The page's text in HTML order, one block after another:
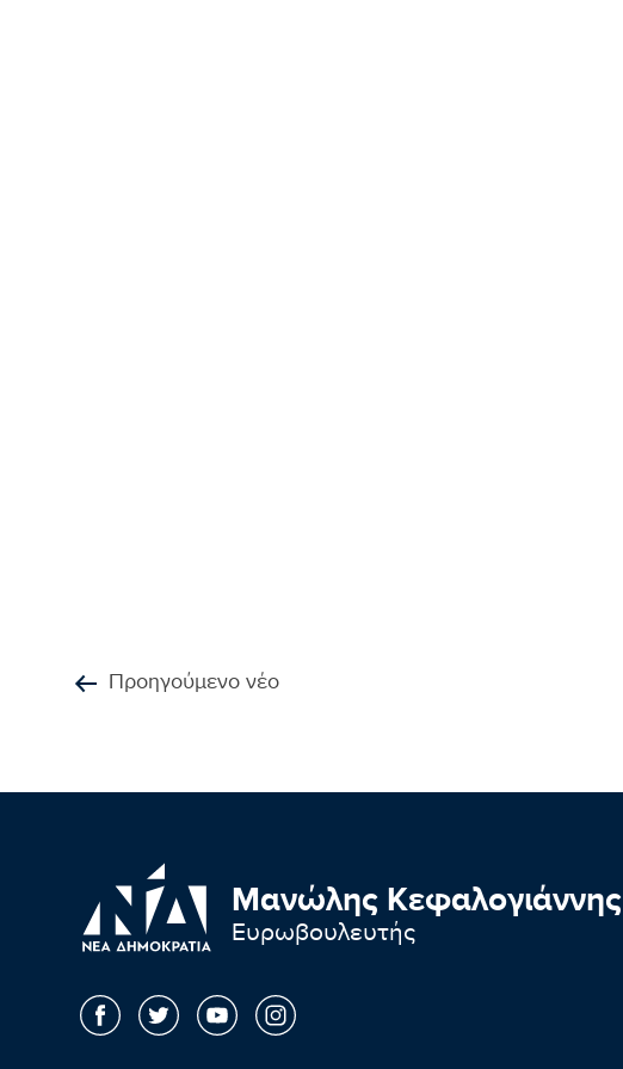
Προηγούμενο νέο
Μανώλης Κεφαλογιάννης
Ευρωβουλευτής